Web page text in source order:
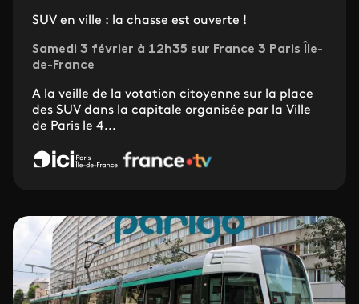
SUV en ville : la chasse est ouverte !
Samedi 3 février à 12h35 sur France 3 Paris Île-
de-France
A la veille de la votation citoyenne sur la place
des SUV dans la capitale organisée par la Ville
de Paris le 4...